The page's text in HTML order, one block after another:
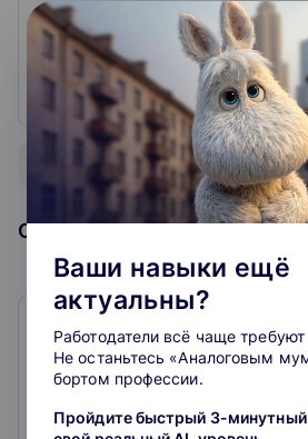
«Основные принципы –
Это один из самых
ученика увлечь, показать как
Показать всех
Образовательная
Тетрика
Занимайтесь онлайн с
Ваши навыки ещё
актуальны?
Работодатели всё чаще
Не останьтесь «Аналоговым
бортом профессии.
Пройдите быстрый 3-минутный